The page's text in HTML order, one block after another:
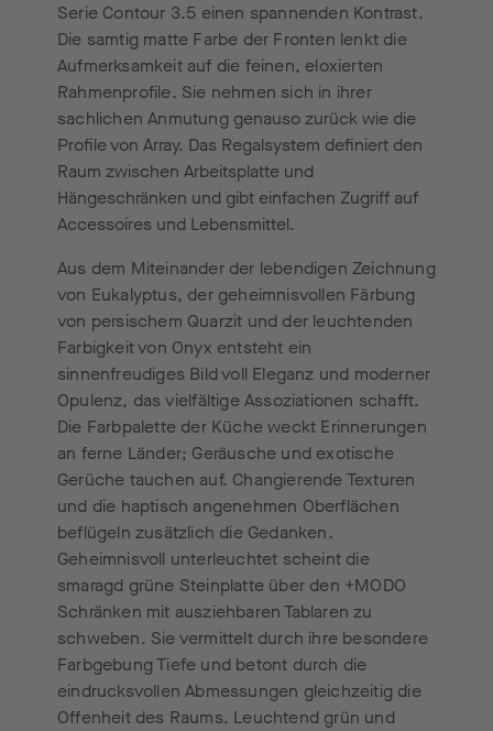
Serie Contour 3.5 einen spannenden Kontrast.
Die samtig matte Farbe der Fronten lenkt die
Aufmerksamkeit auf die feinen, eloxierten
Rahmenprofile. Sie nehmen sich in ihrer
sachlichen Anmutung genauso zurück wie die
Profile von Array. Das Regalsystem definiert den
Raum zwischen Arbeitsplatte und
Hängeschränken und gibt einfachen Zugriff auf
Accessoires und Lebensmittel.
Aus dem Miteinander der lebendigen Zeichnung
von Eukalyptus, der geheimnisvollen Färbung
von persischem Quarzit und der leuchtenden
Farbigkeit von Onyx entsteht ein
sinnenfreudiges Bild voll Eleganz und moderner
Opulenz, das vielfältige Assoziationen schafft.
Die Farbpalette der Küche weckt Erinnerungen
an ferne Länder; Geräusche und exotische
Gerüche tauchen auf. Changierende Texturen
und die haptisch angenehmen Oberflächen
beflügeln zusätzlich die Gedanken.
Geheimnisvoll unterleuchtet scheint die
smaragd grüne Steinplatte über den +MODO
Schränken mit ausziehbaren Tablaren zu
schweben. Sie vermittelt durch ihre besondere
Farbgebung Tiefe und betont durch die
eindrucksvollen Abmessungen gleichzeitig die
Offenheit des Raums. Leuchtend grün und